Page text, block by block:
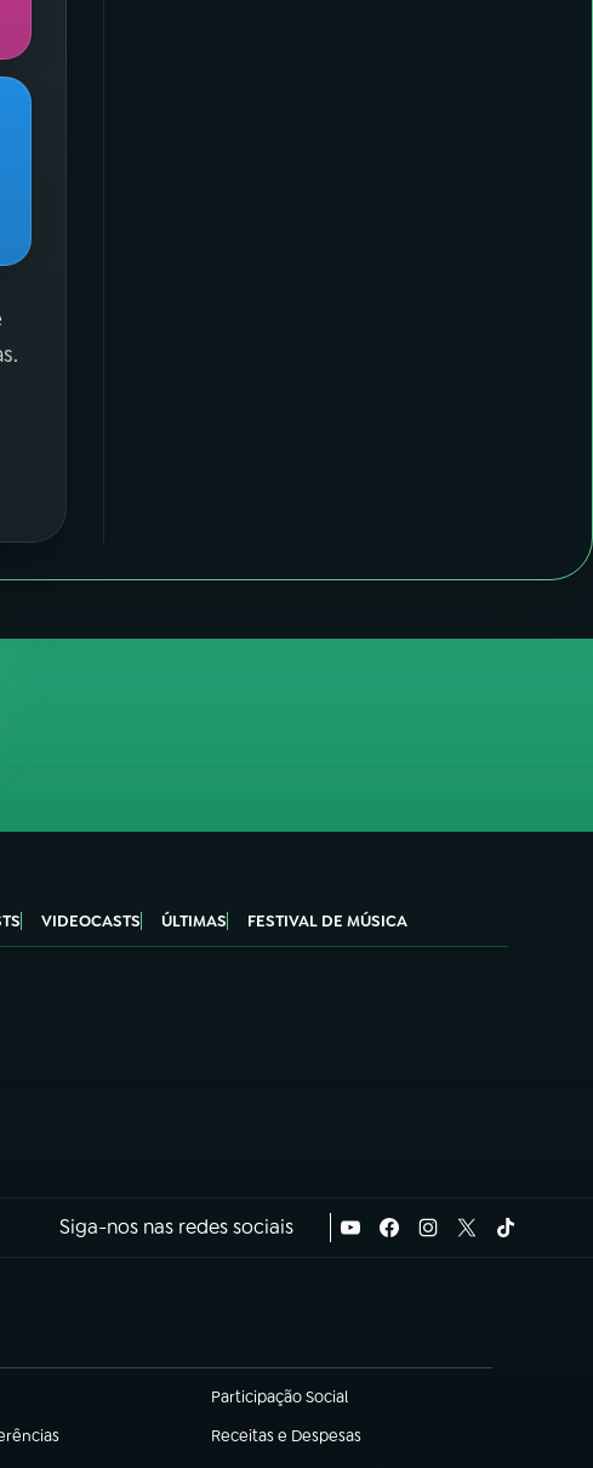
VIDEOCASTS ÚLTIMAS FESTIVAL DE MÚSICA
Siga-nos nas redes sociais
Participação Social
(abre em nova aba)
Receitas e Despesas
(abre em nova aba)